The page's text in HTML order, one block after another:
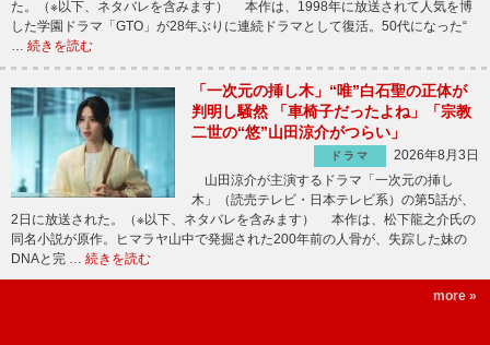
た。（※以下、ネタバレを含みます） 本作は、1998年に放送されて人気を博
した学園ドラマ「GTO」が28年ぶりに連続ドラマとして復活。50代になった“
続きを読む
「一次元の挿し木」“唯”白石聖の正体が
判明し騒然 「車椅子だったよね」「宗教
二世の“悠”山田涼介がつらい」
ドラマ
2026年8月3日
山田涼介が主演するドラマ「一次元の挿し
木」（読売テレビ・日本テレビ系）の第5話が、
2日に放送された。（※以下、ネタバレを含みます） 本作は、松下龍之介氏の
同名小説が原作。ヒマラヤ山中で発掘された200年前の人骨が、失踪した妹の
DNAと完 … 続きを読む
more »